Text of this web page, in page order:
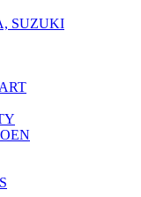
SUZUKI